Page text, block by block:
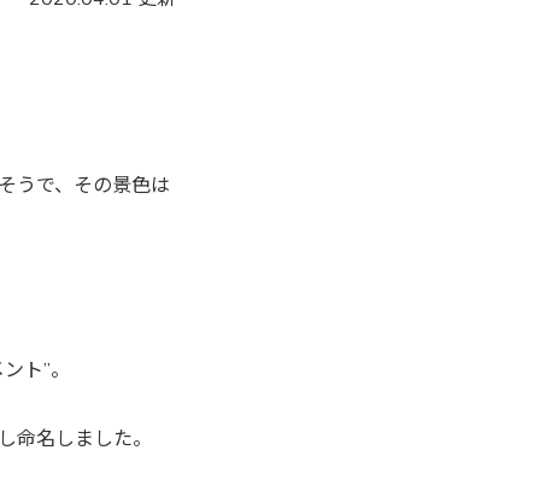
うで、その景色は
ト”。
名しました。